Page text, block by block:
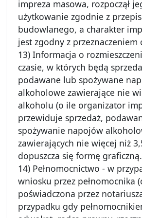
impreza masowa, rozpoczął
użytkowanie zgodnie z
budowlanego, a charakter
jest zgodny z przeznaczeniem
13) Informacja o
czasie, w których będą
podawane lub spożywane
alkoholowe zawierające nie
alkoholu (o ile organizator
przewiduje sprzedaż,
spożywanie napojów
zawierających nie więcej niż
dopuszcza się formę graficzną.
14) Pełnomocnictwo - w
wniosku przez pełnomocnika
poświadczona przez
przypadku gdy